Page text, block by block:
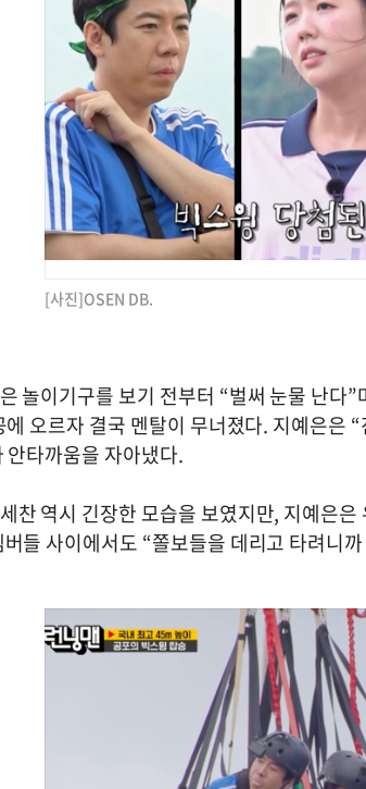
[사진]OSEN DB.
놀이기구를 보기 전부터 “벌써 눈물 난다
오르자 결국 멘탈이 무너졌다. 지예은은
안타까움을 자아냈다.
찬 역시 긴장한 모습을 보였지만, 지예은
들 사이에서도 “쫄보들을 데리고 타려니